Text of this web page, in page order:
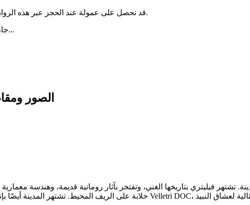
قد نحصل على عمولة عند الحجز عبر هذه الروابط، دون أي تكلفة إضافية عليك.
جارٍ البحث عن أماكن إقامة متاحة...
الصور
فيليتري بتاريخها الغني، وتفتخر بآثار رومانية قديمة، وهندسة